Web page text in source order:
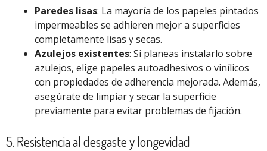
Paredes lisas: La mayoría de los papeles pintados
impermeables se adhieren mejor a superficies
completamente lisas y secas.
Azulejos existentes: Si planeas instalarlo sobre
azulejos, elige papeles autoadhesivos o vinílicos
con propiedades de adherencia mejorada. Además,
asegúrate de limpiar y secar la superficie
previamente para evitar problemas de fijación.
5. Resistencia al desgaste y longevidad